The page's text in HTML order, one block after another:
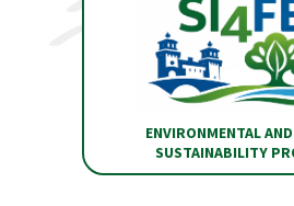
ENVIRONMENTAL
SUSTAINABILITY